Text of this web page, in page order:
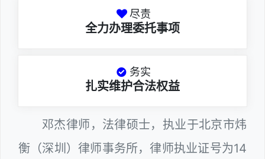
尽责
全力办理委托事项
务实
扎实维护合法权益
邓杰律师，法律硕士，执业于北京市炜
衡（深圳）律师事务所，律师执业证号为14